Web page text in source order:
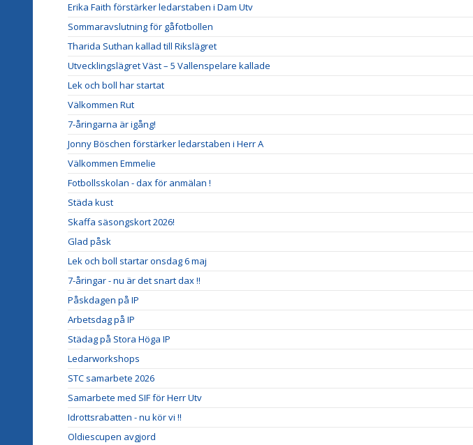
Erika Faith förstärker ledarstaben i Dam Utv
Sommaravslutning för gåfotbollen
Tharida Suthan kallad till Rikslägret
Utvecklingslägret Väst – 5 Vallenspelare kallade
Lek och boll har startat
Välkommen Rut
7-åringarna är igång!
Jonny Böschen förstärker ledarstaben i Herr A
Välkommen Emmelie
Fotbollsskolan - dax för anmälan !
Städa kust
Skaffa säsongskort 2026!
Glad påsk
Lek och boll startar onsdag 6 maj
7-åringar - nu är det snart dax !!
Påskdagen på IP
Arbetsdag på IP
Städag på Stora Höga IP
Ledarworkshops
STC samarbete 2026
Samarbete med SIF för Herr Utv
Idrottsrabatten - nu kör vi !!
Oldiescupen avgjord